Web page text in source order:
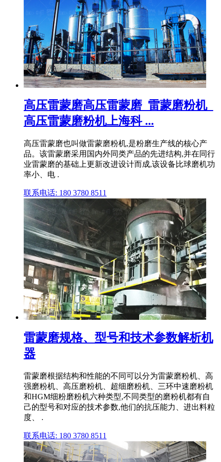
高压雷蒙磨高压雷蒙磨_雷蒙磨粉机_
高压雷蒙磨粉机上海科 ...
高压雷蒙磨也叫做雷蒙磨粉机,是粉磨生产线的核心产
品。该雷蒙磨采用国内外同类产品的先进结构,并在同行
业雷蒙磨的基础上更新改进设计而成,该设备比球磨机功
率小、电 .
联系电话: 180 3780 8511
雷蒙磨规格、型号和技术参数解析机
器
雷蒙磨根据结构和性能的不同可以分为雷蒙磨粉机、高
强磨粉机、高压磨粉机、超细磨粉机、三环中速磨粉机
和HGM细粉磨粉机六种类型,不同类型的磨粉机都有自
己的型号和对应的技术参数,他们的抗压能力、进出料粒
度、 .
联系电话: 180 3780 8511